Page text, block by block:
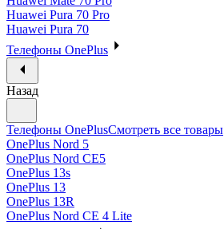
Huawei Pura 70 Pro
Huawei Pura 70
Телефоны OnePlus
Назад
Телефоны OnePlusСмотреть все товары
OnePlus Nord 5
OnePlus Nord CE5
OnePlus 13s
OnePlus 13
OnePlus 13R
OnePlus Nord CE 4 Lite